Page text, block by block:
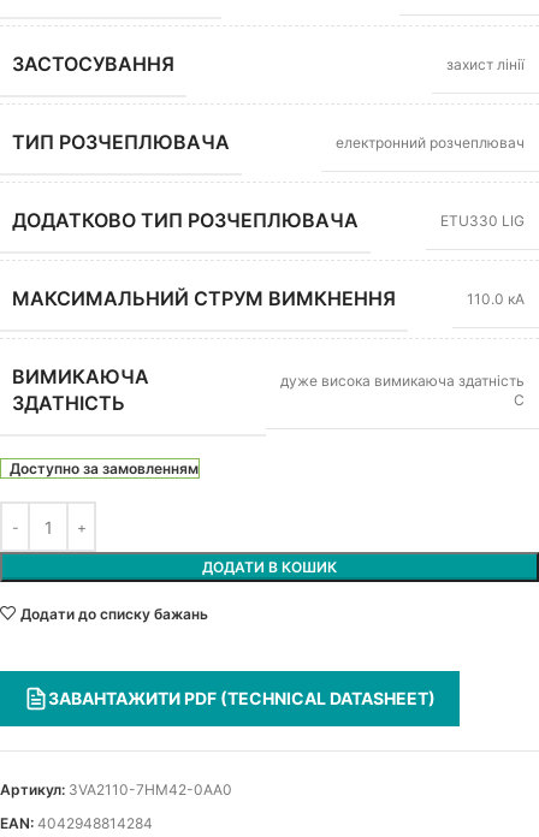
ЗАСТОСУВАННЯ захист лінії
ТИП РОЗЧЕПЛЮВАЧА електронний розчеплювач
ДОДАТКОВО ТИП РОЗЧЕПЛЮВАЧА ETU330 LIG
МАКСИМАЛЬНИЙ СТРУМ ВИМКНЕННЯ 110.0 кА
ВИМИКАЮЧА
ЗДАТНІСТЬ
дуже висока вимикаюча здатність
C
Доступно за замовленням
ДОДАТИ В КОШИК
Додати до списку бажань
ЗАВАНТАЖИТИ PDF (TECHNICAL DATASHEET)
EAN: 4042948814284
Артикул: 3VA2110-7HM42-0AA0